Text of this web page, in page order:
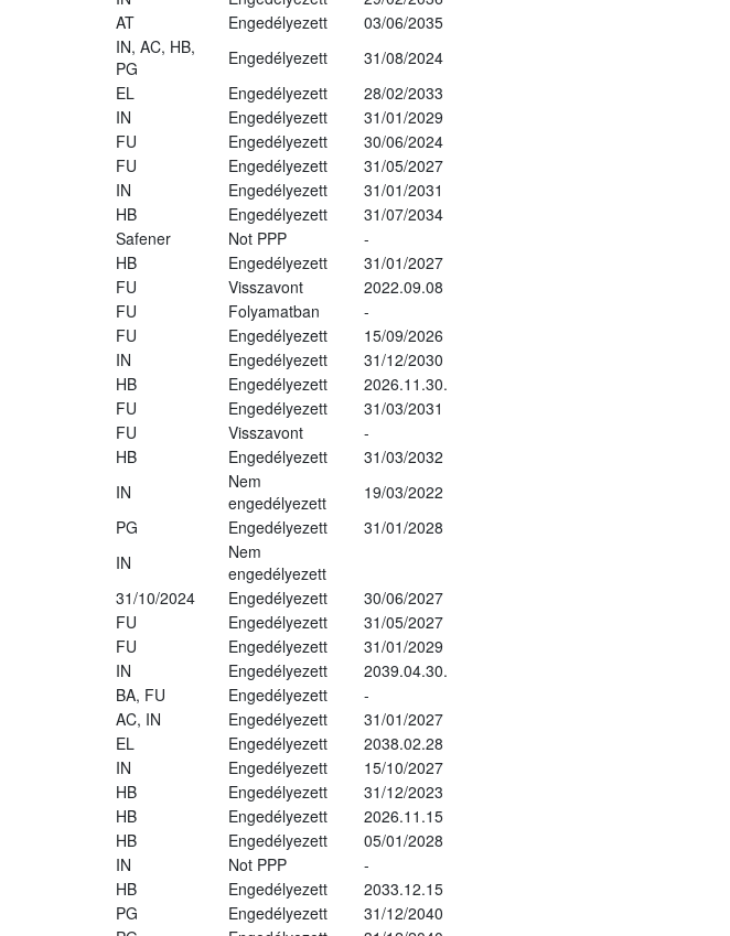
AT Engedélyezett
03/06/2035
IN, AC, HB,
PG
Engedélyezett
31/08/2024
EL Engedélyezett
28/02/2033
IN Engedélyezett
31/01/2029
FU Engedélyezett
30/06/2024
FU Engedélyezett
31/05/2027
IN Engedélyezett
31/01/2031
HB Engedélyezett
31/07/2034
Safener Not PPP
-
HB Engedélyezett
31/01/2027
FU Visszavont
2022.09.08
FU Folyamatban
-
FU Engedélyezett
15/09/2026
IN Engedélyezett
31/12/2030
HB Engedélyezett
2026.11.30.
FU Engedélyezett
31/03/2031
FU Visszavont
-
HB Engedélyezett
31/03/2032
IN
Nem
engedélyezett
19/03/2022
PG Engedélyezett
31/01/2028
IN
Nem
engedélyezett
31/10/2024 Engedélyezett
30/06/2027
FU Engedélyezett
31/05/2027
FU Engedélyezett
31/01/2029
IN Engedélyezett
2039.04.30.
BA, FU Engedélyezett
-
AC, IN Engedélyezett
31/01/2027
EL Engedélyezett
2038.02.28
IN Engedélyezett
15/10/2027
HB Engedélyezett
31/12/2023
HB Engedélyezett
2026.11.15
HB Engedélyezett
05/01/2028
IN Not PPP
-
HB Engedélyezett
2033.12.15
PG Engedélyezett
31/12/2040